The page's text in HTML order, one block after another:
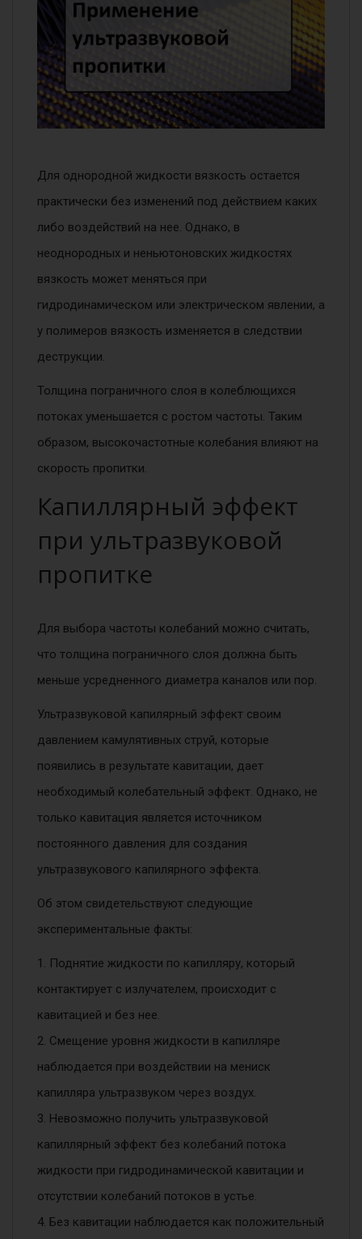
Для однородной жидкости вязкость остается
практически без изменений под действием каких
либо воздействий на нее. Однако, в
неоднородных и неньютоновских жидкостях
вязкость может меняться при
гидродинамическом или электрическом явлении, а
у полимеров вязкость изменяется в следствии
деструкции.
Толщина пограничного слоя в колеблющихся
потоках уменьшается с ростом частоты. Таким
образом, высокочастотные колебания влияют на
скорость пропитки.
Капиллярный эффект
при ультразвуковой
пропитке
Для выбора частоты колебаний можно считать,
что толщина пограничного слоя должна быть
меньше усредненного диаметра каналов или пор.
Ультразвуковой капилярный эффект своим
давлением камулятивных струй, которые
появились в результате кавитации, дает
необходимый колебательный эффект. Однако, не
только кавитация является источником
постоянного давления для создания
ультразвукового капилярного эффекта.
Об этом свидетельствуют следующие
экспериментальные факты:
1. Поднятие жидкости по капилляру, который
контактирует с излучателем, происходит с
кавитацией и без нее.
2. Смещение уровня жидкости в капилляре
наблюдается при воздействии на мениск
капилляра ультразвуком через воздух.
3. Невозможно получить ультразвуковой
капиллярный эффект без колебаний потока
жидкости при гидродинамической кавитации и
отсутствии колебаний потоков в устье.
4. Без кавитации наблюдается как положительный